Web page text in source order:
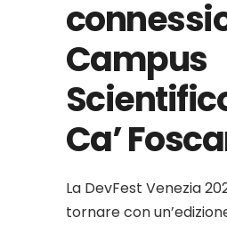
Campus
Ca’
La DevFest Venezia
tornare con